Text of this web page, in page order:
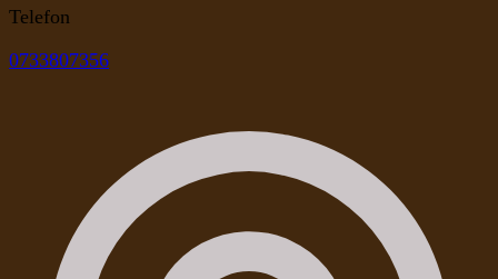
Telefon
0733807356